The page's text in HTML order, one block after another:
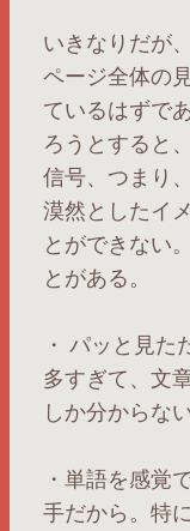
いきなりだが
ページ全体の
ているはずで
ろうとすると
信号、つまり
漠然としたイ
とができない
とがある。
・ パッと見
多すぎて、文
しか分からな
・単語を感覚
手だから。特